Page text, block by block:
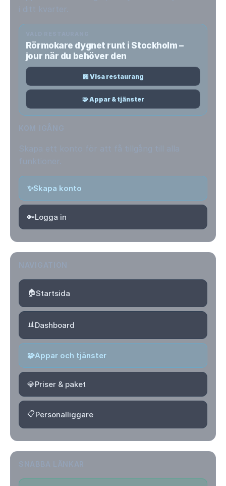
Rörmokare dygnet runt i Stockholm –
jour när du behöver den
🏪 Visa restaurang
🧩 Appar & tjänster
✨Skapa konto
🔑Logga in
🏠Startsida
📊Dashboard
🧩Appar och tjänster
💎Priser & paket
📋Personalliggare